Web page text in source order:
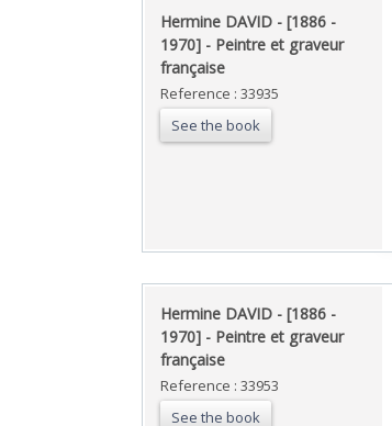
‎Hermine DAVID - [1886 -
1970] - Peintre et graveur
française‎
Reference : 33935
See the book
‎Hermine DAVID - [1886 -
1970] - Peintre et graveur
française‎
Reference : 33953
See the book